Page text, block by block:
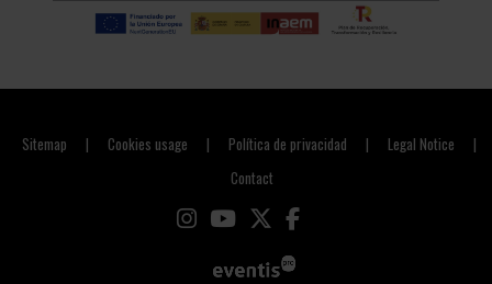
Sitemap | Cookies usage | Política de privacidad | Legal Notice |
Contact
Link to instagram
Link to youtube
Link to twitter
Link to facebook